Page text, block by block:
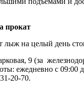
прокат
лыж на целый день
9 (за
ежедневно с 09:00
20-70.